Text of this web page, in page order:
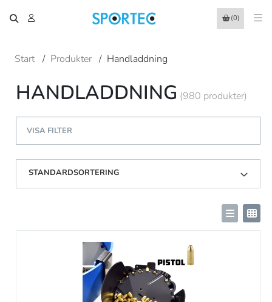
(0)
Start / Produkter / Handladdning
HANDLADDNING (980 produkter)
VISA FILTER
STANDARDSORTERING